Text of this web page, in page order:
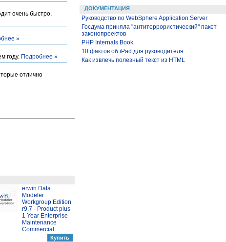
очень быстро,
»
году. Подробнее »
отлично
erwin Data
Modeler
Workgroup Edition
r9.7 - Product plus
1 Year Enterprise
Maintenance
Commercial
ДОКУМЕНТАЦИЯ
Руководство по WebSphere Application Server
Госдума приняла "антитеррористический" пакет
законопроектов
PHP Internals Book
10 фактов об iPad для руководителя
Как извлечь полезный текст из HTML